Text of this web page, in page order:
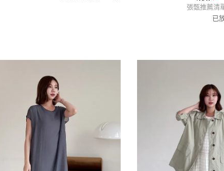
張甄推薦清
已